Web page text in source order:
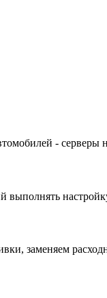
-
заменяем